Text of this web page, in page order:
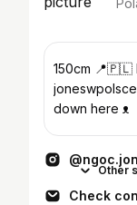
150cm 📍🇵🇱
down here ᴥ︎
Other
Check